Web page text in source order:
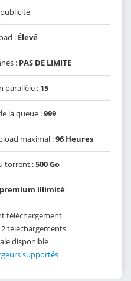
: Élevé
: PAS DE LIMITE
parallèle : 15
la queue :999
maximal :96 Heures
torrent :500 Go
illimité
téléchargement
téléchargements
disponible
supportés